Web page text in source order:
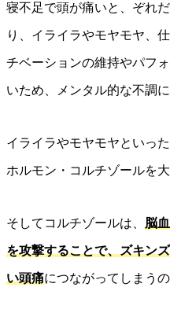
寝不足で頭が痛いと、ぞれ
り、イライラやモヤモヤ、
チベーションの維持やパフ
いため、メンタル的な不調
イライラやモヤモヤといっ
ホルモン・コルチゾールを
そしてコルチゾールは、 脳
を攻撃することで、ズキン
い頭痛につながってしまうの